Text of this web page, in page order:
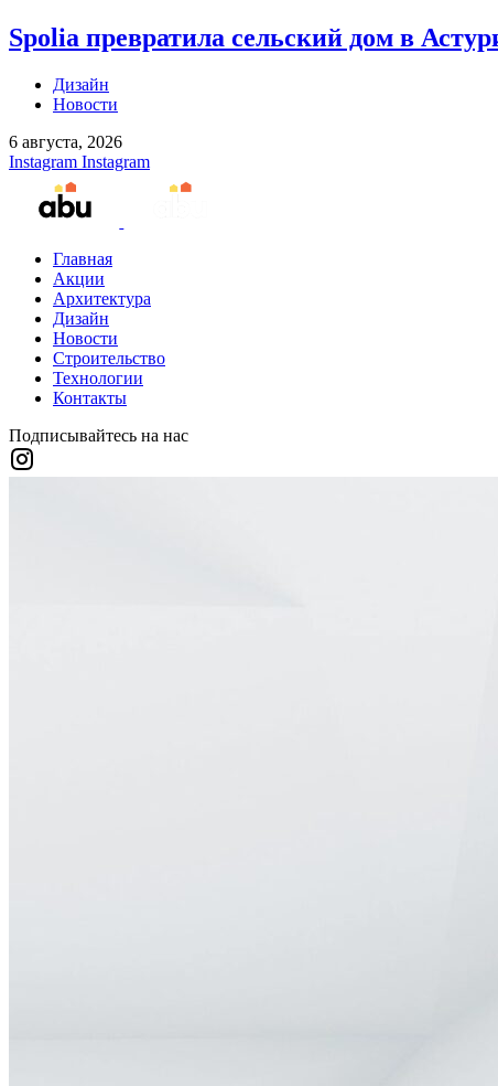
Spolia превратила сельский дом в
Дизайн
Новости
6 августа, 2026
Instagram Instagram
Главная
Акции
Архитектура
Дизайн
Новости
Строительство
Технологии
Контакты
Подписывайтесь на нас